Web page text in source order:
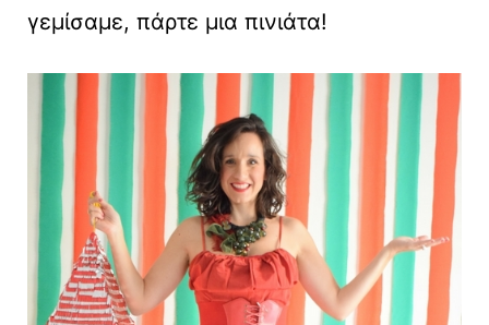
γεμίσαμε, πάρτε μια πινιάτα!